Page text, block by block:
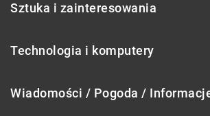
Sztuka i zainteresowania
Technologia i komputery
Wiadomości / Pogoda /